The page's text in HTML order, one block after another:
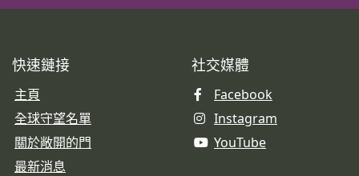
快速鏈接
主頁
全球守望名單
關於敞開的門
最新消息
社交媒體
Facebook
Instagram
YouTube